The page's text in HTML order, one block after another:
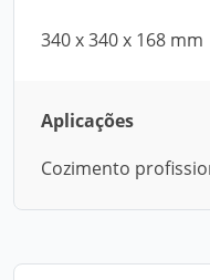
340 x 340 x 168 mm
Aplicações
Cozimento